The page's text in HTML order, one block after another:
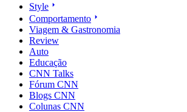
Style
Comportamento
Viagem & Gastronomia
Review
Auto
Educação
CNN Talks
Fórum CNN
Blogs CNN
Colunas CNN